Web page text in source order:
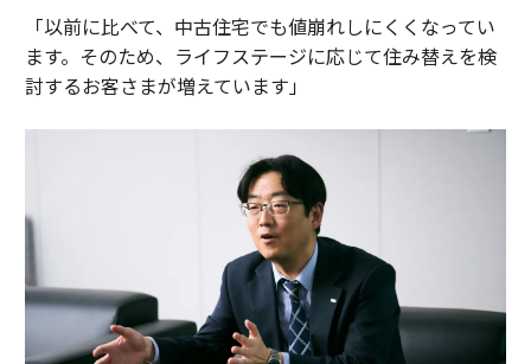
「以前に比べて、中古住宅でも値崩れしにくくなってい
ます。そのため、ライフステージに応じて住み替えを検
討するお客さまが増えています」